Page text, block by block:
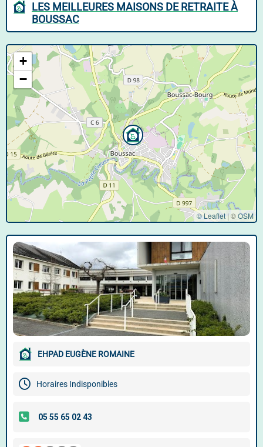
LES MEILLEURES MAISONS DE RETRAITE À
BOUSSAC
+
−
© Leaflet | ©OSM
EHPAD EUGÈNE ROMAINE
Horaires Indisponibles